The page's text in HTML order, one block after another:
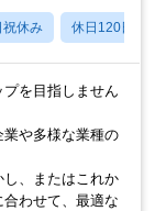
祝休み 休日120日以上
プを目指しません
や多様な業種の
、またはこれか
わせて、最適な